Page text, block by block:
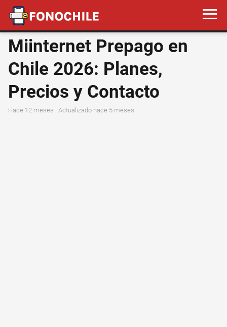
Miinternet Prepago en
Chile 2026: Planes,
Precios y Contacto
hace 12 meses · Actualizado hace 5 meses